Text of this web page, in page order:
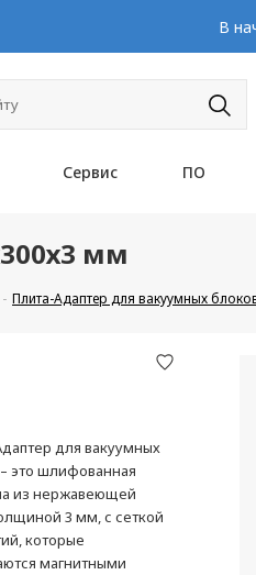
В
Сервис ПО
мм
Плита-Адаптер для вакуумных
для вакуумных
это шлифованная
из нержавеющей
3 мм, с сеткой
которые
магнитными